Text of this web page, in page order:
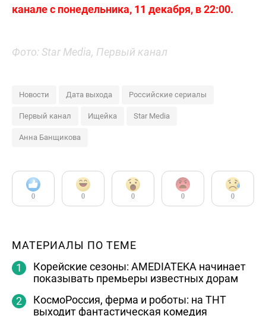
канале с понедельника, 11 декабря, в 22:00.
Фото: Star Media, Первый канал
Новости Дата выхода Российские сериалы
Первый канал Ищейка Star Media
Анна Банщикова
0 0 0 0 0
МАТЕРИАЛЫ ПО ТЕМЕ
Корейские сезоны: AMEDIATEKA начинает
показывать премьеры известных дорам
КосмоРоссия, ферма и роботы: на ТНТ
выходит фантастическая комедия